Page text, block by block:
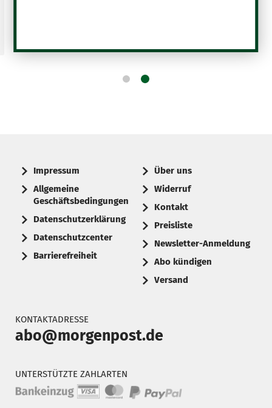
Impressum
Allgemeine
Geschäftsbedingungen
Datenschutzerklärung
Datenschutzcenter
Barrierefreiheit
Über uns
Widerruf
Kontakt
Preisliste
Newsletter-Anmeldung
Abo kündigen
Versand
KONTAKTADRESSE
abo@morgenpost.de
UNTERSTÜTZTE ZAHLARTEN